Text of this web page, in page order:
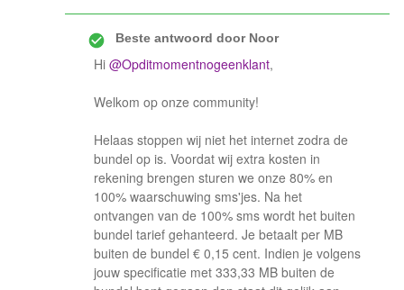
Beste antwoord doorNoor
Hi @Opditmomentnogeenklant,
Welkom op onze community!
Helaas stoppen wij niet het internet zodra de
bundel op is. Voordat wij extra kosten in
rekening brengen sturen we onze 80% en
100% waarschuwing sms'jes. Na het
ontvangen van de 100% sms wordt het buiten
bundel tarief gehanteerd. Je betaalt per MB
buiten de bundel € 0,15 cent. Indien je volgens
jouw specificatie met 333,33 MB buiten de